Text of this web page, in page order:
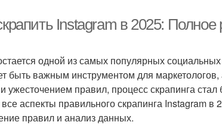
Instagram в 2025: Полное
одной из самых популярных
быть важным инструментом для маркетологов,
ужесточением правил, процесс скрапинга
аспекты правильного скрапинга Instagram в
правил и анализ данных.